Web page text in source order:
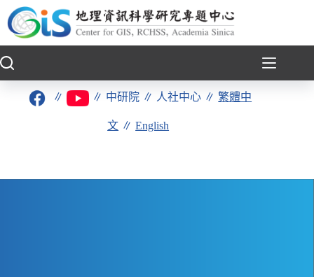
至
要
∥ ∥ 中研院 ∥ 人社中心 ∥繁體中
文 ∥English